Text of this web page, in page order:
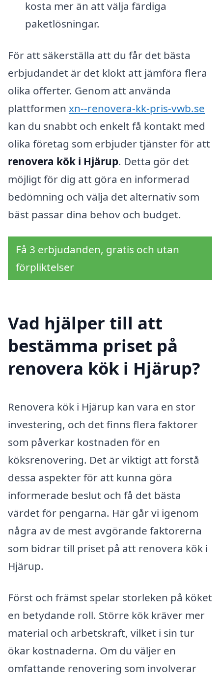
kosta mer än att välja färdiga
paketlösningar.
För att säkerställa att du får det bästa
erbjudandet är det klokt att jämföra flera
olika offerter. Genom att använda
plattformen xn--renovera-kk-pris-vwb.se
kan du snabbt och enkelt få kontakt med
olika företag som erbjuder tjänster för att
renovera kök i Hjärup. Detta gör det
möjligt för dig att göra en informerad
bedömning och välja det alternativ som
bäst passar dina behov och budget.
Få 3 erbjudanden, gratis och utan
förpliktelser
Vad hjälper till att
bestämma priset på
renovera kök i Hjärup?
Renovera kök i Hjärup kan vara en stor
investering, och det finns flera faktorer
som påverkar kostnaden för en
köksrenovering. Det är viktigt att förstå
dessa aspekter för att kunna göra
informerade beslut och få det bästa
värdet för pengarna. Här går vi igenom
några av de mest avgörande faktorerna
som bidrar till priset på att renovera kök i
Hjärup.
Först och främst spelar storleken på köket
en betydande roll. Större kök kräver mer
material och arbetskraft, vilket i sin tur
ökar kostnaderna. Om du väljer en
omfattande renovering som involverar